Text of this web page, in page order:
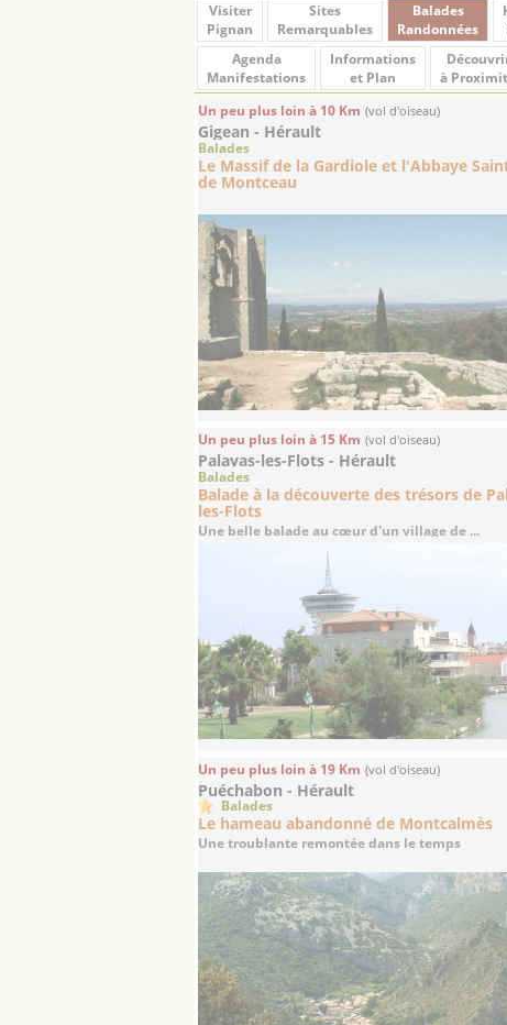
Visiter
Pignan
Sites
Remarquables
Balades
Randonnées
Agenda
Manifestations
Informations
et Plan
à
Un peu plus loin à 10 Km (vol d'oiseau)
Gigean - Hérault
Balades
Le Massif de la Gardiole et l'Abbaye
de Montceau
Un peu plus loin à 15 Km (vol d'oiseau)
Palavas-les-Flots - Hérault
Balades
Balade à la découverte des trésors de
les-Flots
Une belle balade au cœur d'un village de ...
Un peu plus loin à 19 Km (vol d'oiseau)
Puéchabon - Hérault
Balades
Le hameau abandonné de Montcalmès
Une troublante remontée dans le temps